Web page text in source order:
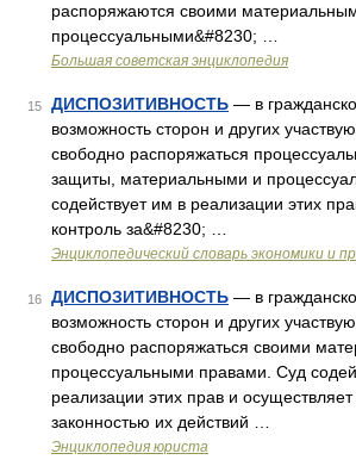
распоряжаются своими
процессуальными&#8230; …
Большая советская энциклопедия
15 ДИСПОЗИТИВНОСТЬ — в
возможность сторон и других
свободно распоряжаться
защиты, материальными и
содействует им в реализации этих
контроль за&#8230; …
Энциклопедический словарь экономики и
16 ДИСПОЗИТИВНОСТЬ — в
возможность сторон и других
свободно распоряжаться своими
процессуальными правами. Суд
реализации этих прав и осуществляет
законностью их действий …
Энциклопедия юриста